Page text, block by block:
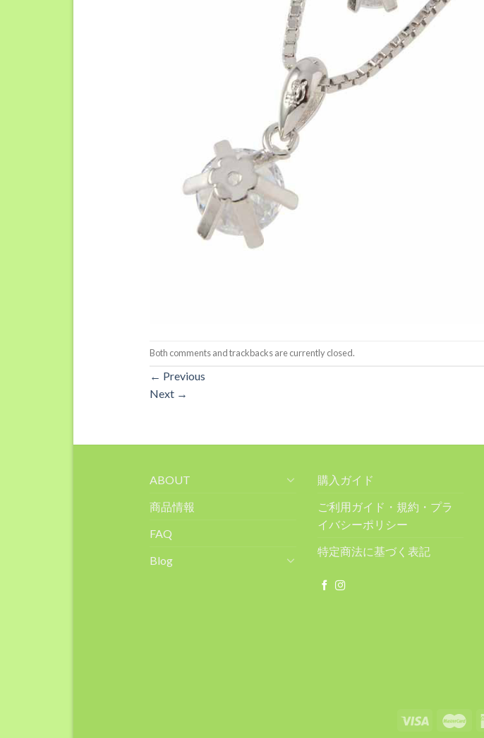
Both comments and trackbacks are currently closed.
← Previous
Next →
ABOUT
商品情報
FAQ
Blog
購入ガイド
ご利用ガイド・規約・プラ
イバシーポリシー
特定商法に基づく表記